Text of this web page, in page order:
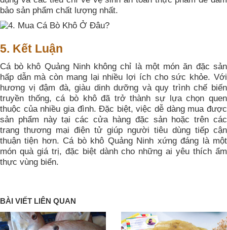
bảo sản phẩm chất lượng nhất.
5. Kết Luận
Cá bò khô Quảng Ninh không chỉ là một món ăn đặc sản
hấp dẫn mà còn mang lại nhiều lợi ích cho sức khỏe. Với
hương vị đậm đà, giàu dinh dưỡng và quy trình chế biến
truyền thống, cá bò khô đã trở thành sự lựa chọn quen
thuộc của nhiều gia đình. Đặc biệt, việc dễ dàng mua được
sản phẩm này tại các cửa hàng đặc sản hoặc trên các
trang thương mại điện tử giúp người tiêu dùng tiếp cận
thuận tiện hơn. Cá bò khô Quảng Ninh xứng đáng là một
món quà giá trị, đặc biệt dành cho những ai yêu thích ẩm
thực vùng biển.
BÀI VIẾT LIÊN QUAN